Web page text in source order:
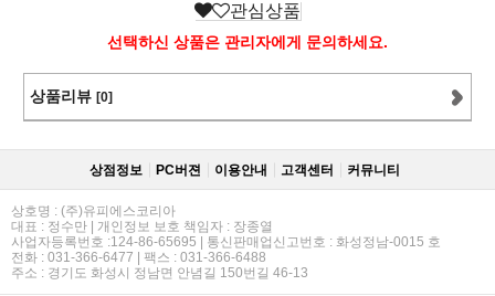
관심상품
선택하신 상품은 관리자에게 문의하세요.
상품리뷰 [0]
상점정보 PC버젼 이용안내 고객센터 커뮤니티
상호명 : (주)유피에스코리아
대표 : 정수만 | 개인정보 보호 책임자 : 장종열
사업자등록번호 :124-86-65695 | 통신판매업신고번호 : 화성정남-0015 호
전화 : 031-366-6477 | 팩스 : 031-366-6488
주소 : 경기도 화성시 정남면 안념길 150번길 46-13